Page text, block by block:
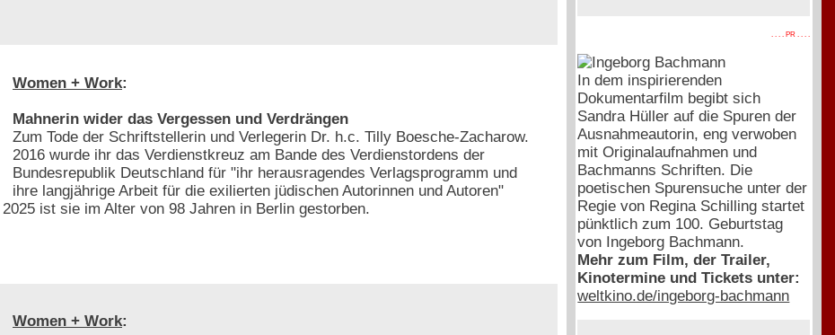
Women + Work:
Mahnerin wider das Vergessen und Verdrängen
Zum Tode der Schriftstellerin und Verlegerin Dr. h.c. Tilly Boesche-Zacharow.
2016 wurde ihr das Verdienstkreuz am Bande des Verdienstordens der
Bundesrepublik Deutschland für "ihr herausragendes Verlagsprogramm und
ihre langjährige Arbeit für die exilierten jüdischen Autorinnen und Autoren"
ist sie im Alter von 98 Jahren in Berlin gestorben.
Women + Work:
. . . . PR . . . .
In dem inspirierenden
Dokumentarfilm begibt sich
Sandra Hüller auf die Spuren der
Ausnahmeautorin, eng verwoben
mit Originalaufnahmen und
Bachmanns Schriften. Die
poetischen Spurensuche unter der
Regie von Regina Schilling startet
pünktlich zum 100. Geburtstag
von Ingeborg Bachmann.
Mehr zum Film, der Trailer,
Kinotermine und Tickets unter:
weltkino.de/ingeborg-bachmann